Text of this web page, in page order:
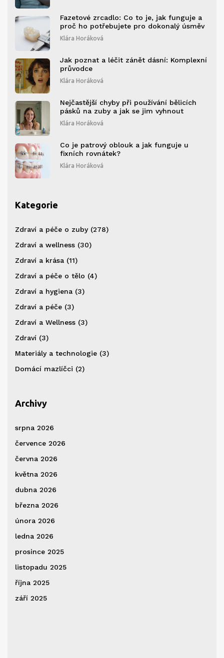
Fazetové zrcadlo: Co to je, jak funguje a
proč ho potřebujete pro dokonalý úsměv
Klára Horáková
Jak poznat a léčit zánět dásní: Komplexní
průvodce
Klára Horáková
Nejčastější chyby při používání bělicích
pásků na zuby a jak se jim vyhnout
Klára Horáková
Co je patrový oblouk a jak funguje u
fixních rovnátek?
Klára Horáková
Kategorie
Zdraví a péče o zuby (278)
Zdraví a wellness (30)
Zdraví a krása (11)
Zdraví a péče o tělo (4)
Zdraví a hygiena (3)
Zdraví a péče (3)
Zdraví a Wellness (3)
Zdraví (3)
Materiály a technologie (3)
Domácí mazlíčci (2)
Archivy
srpna 2026
července 2026
června 2026
května 2026
dubna 2026
března 2026
února 2026
ledna 2026
prosince 2025
listopadu 2025
října 2025
září 2025